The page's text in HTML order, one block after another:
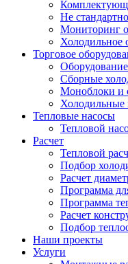
Не
Мониторинг
Холодильное
Торговое
Сборные
Моноблоки и
Тепловые насосы
Тепловой
Расчет
Тепловой
Подбор
Расчет
Программа
Программа
Расчет
Подбор
Наши проекты
Услуги